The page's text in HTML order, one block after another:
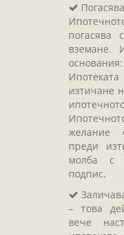
погасява
вземане.
основания:
изтичане
желание
преди
молба с
подпис.
– това
вече